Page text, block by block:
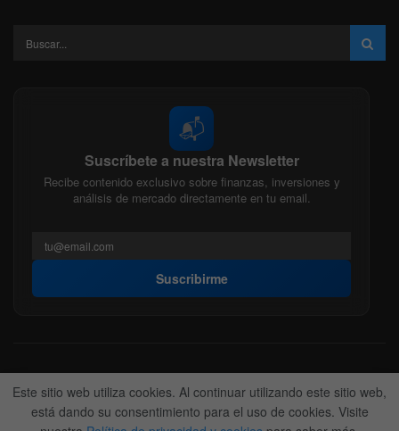
📬
Suscríbete a nuestra Newsletter
Recibe contenido exclusivo sobre finanzas, inversiones y
análisis de mercado directamente en tu email.
Suscribirme
Acerca de nosotros Politica Editorial
Nuestro Equipo
Contactanos
Anunciate
Este sitio web utiliza cookies. Al continuar utilizando este sitio web,
está dando su consentimiento para el uso de cookies. Visite